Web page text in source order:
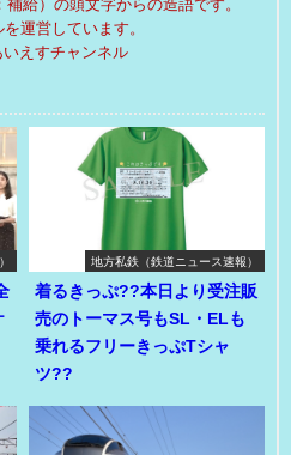
補給）の頭文字からの造語です。
運営しています。
えすチャンネル
地方私鉄（鉄道ニュース速報）
着るきっぷ??本日より受注販
売のトーマス号もSL・ELも
乗れるフリーきっぷTシャ
ツ??